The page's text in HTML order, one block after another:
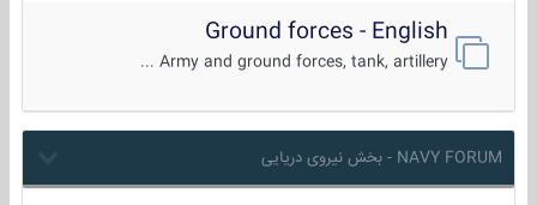
Ground forces - English
Army and ground forces, tank, artillery ...
NAVY FORUM - بخش نیروی دریایی